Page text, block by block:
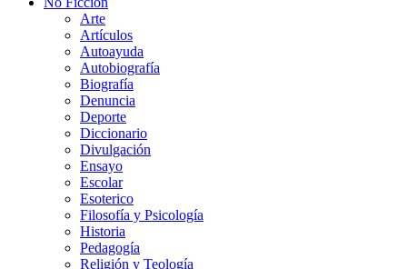
Arte
Artículos
Autoayuda
Autobiografía
Biografía
Denuncia
Deporte
Diccionario
Divulgación
Ensayo
Escolar
Esoterico
Filosofía y Psicología
Historia
Pedagogía
Religión y Teología